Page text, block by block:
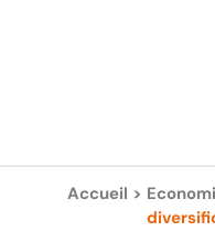
Accueil >